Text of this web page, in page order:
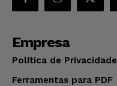
Empresa
Política de Privacidade
Ferramentas para PDF